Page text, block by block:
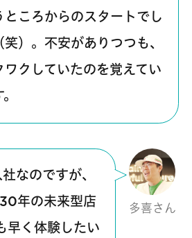
ところからのスタートでし
笑）。不安がありつつも、
ワクしていたのを覚えてい
多喜さん
なのですが、
年の未来型店
早く体験したい